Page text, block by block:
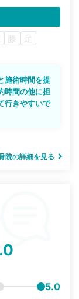
膝 足
施術時間を提
時間の他に担
行きやすいで
院の詳細を見る
5.0